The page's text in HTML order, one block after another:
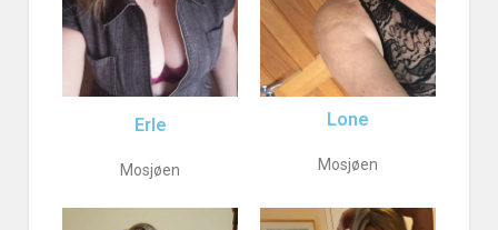
Erle
Mosjøen
Lone
Mosjøen